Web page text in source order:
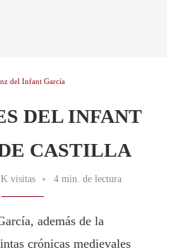
del Infant García
DEL INFANT
CASTILLA
visitas 4 min. de lectura
además de la
crónicas medievales